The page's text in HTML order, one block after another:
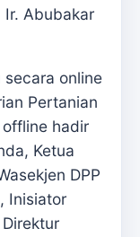
Ir. Abubakar
online
Pertanian
offline hadir
Ketua
DPP
Inisiator